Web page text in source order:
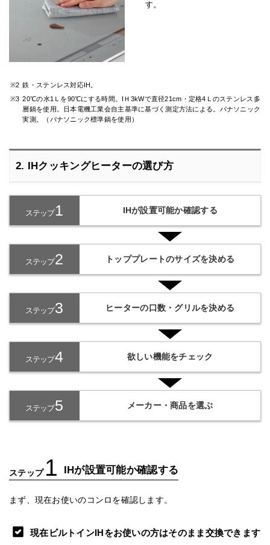
す。
※2 鉄・ステンレス対応IH。
※3 20℃の水1Ｌを90℃にする時間。IＨ3kWで直径21cm・定格4Ｌのステンレス多
層鍋を使用。日本電機工業会自主基準に基づく測定方法による。パナソニック
実測。（パナソニック標準鍋を使用）
2. IHクッキングヒーターの選び方
ステップ1 IHが設置可能か確認する
ステップ2 トッププレートのサイズを決める
ステップ3 ヒーターの口数・グリルを決める
ステップ4 欲しい機能をチェック
ステップ5 メーカー・商品を選ぶ
ステップ 1 IHが設置可能か確認する
まず、現在お使いのコンロを確認します。
現在ビルトインIHをお使いの方はそのまま交換できます